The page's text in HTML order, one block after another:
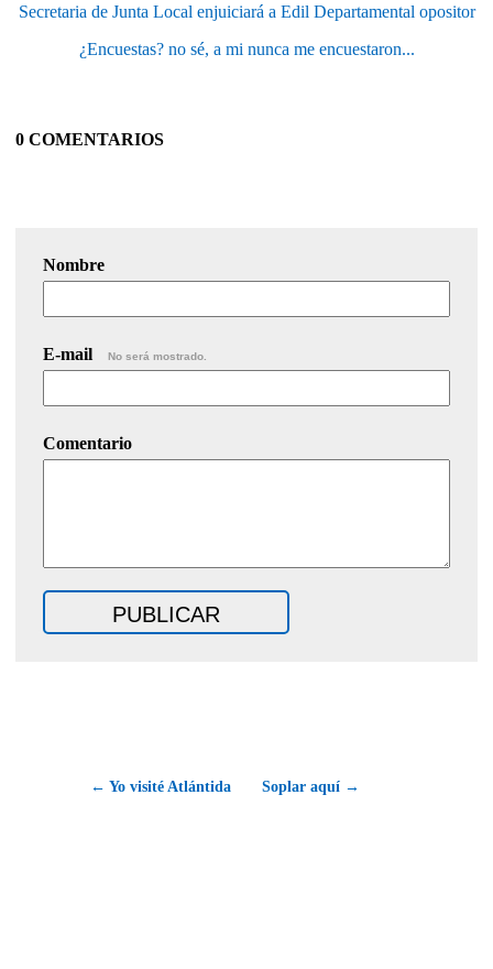
Secretaria de Junta Local enjuiciará a Edil Departamental opositor
¿Encuestas? no sé, a mi nunca me encuestaron...
0 COMENTARIOS
Nombre
E-mail No será mostrado.
Comentario
← Yo visité Atlántida Soplar aquí →